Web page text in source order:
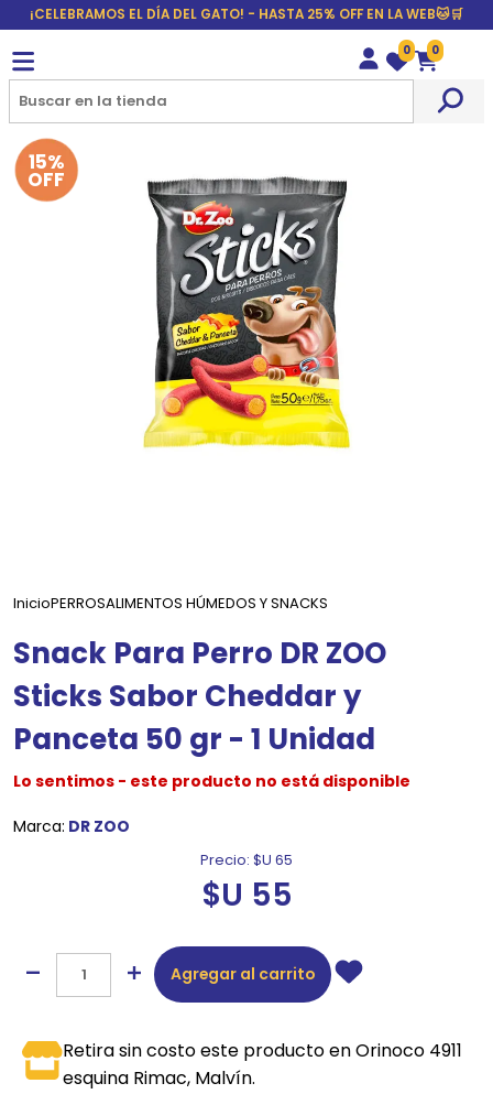
¡CELEBRAMOS EL DÍA DEL GATO! - HASTA 25% OFF EN LA WEB🐱🛒
Wishlist
0
Carrito
0
15%
OFF
InicioPERROSALIMENTOS HÚMEDOS Y SNACKS
Snack Para Perro DR ZOO
Sticks Sabor Cheddar y
Panceta 50 gr - 1 Unidad
Lo sentimos - este producto no está disponible
Marca: DR ZOO
Precio: $U 65
$U 55
Agregar al carrito
Retira sin costo este producto en Orinoco 4911
esquina Rimac, Malvín.